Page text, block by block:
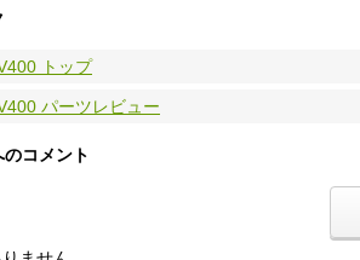
トップ
パーツレビュー
コメント